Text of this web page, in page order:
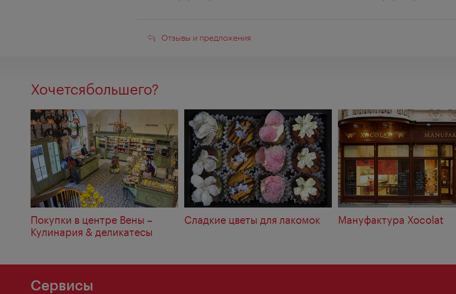
Отзывы
Отзывы и предложения
Хочетсябольшего?
Покупки в центре Вены –
Кулинария & деликатесы
Сладкие цветы для лакомок Мануфактура Xocolat
Сервисы